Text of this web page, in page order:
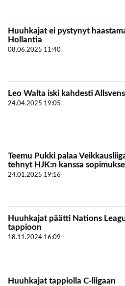
Huuhkajat ei pystynyt
Hollantia
08.06.2025 11:40
Leo Walta iski kahdesti
24.04.2025 19:05
Teemu Pukki palaa
tehnyt HJK:n kanssa
24.01.2025 19:16
Huuhkajat päätti Nations
tappioon
18.11.2024 16:09
Huuhkajat tappiolla C-liigaan